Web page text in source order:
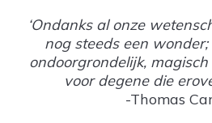
‘Ondanks al onze
nog steeds een
ondoorgrondelijk,
voor degene die
-Thomas